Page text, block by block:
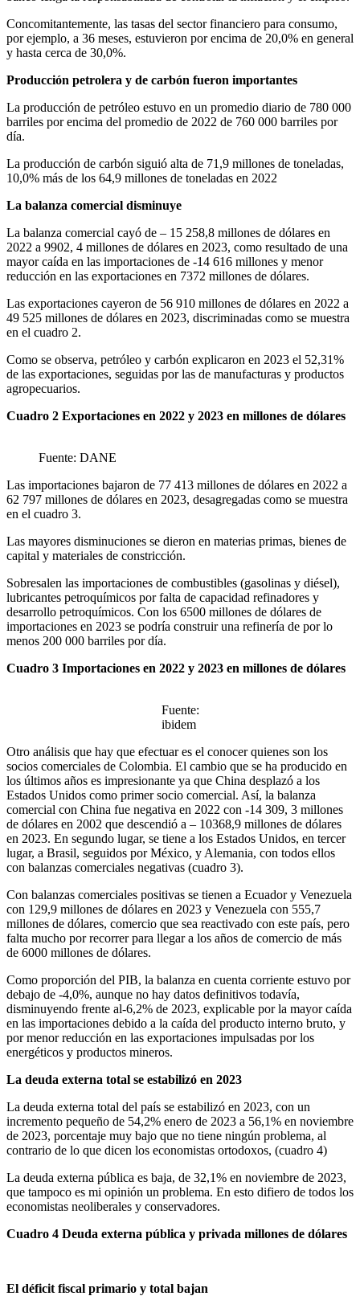
Concomitantemente, las tasas del sector financiero para consumo,
por ejemplo, a 36 meses, estuvieron por encima de 20,0% en general
y hasta cerca de 30,0%.
Producción petrolera y de carbón fueron importantes
La producción de petróleo estuvo en un promedio diario de 780 000
barriles por encima del promedio de 2022 de 760 000 barriles por
día.
La producción de carbón siguió alta de 71,9 millones de toneladas,
10,0% más de los 64,9 millones de toneladas en 2022
La balanza comercial disminuye
La balanza comercial cayó de – 15 258,8 millones de dólares en
2022 a 9902, 4 millones de dólares en 2023, como resultado de una
mayor caída en las importaciones de -14 616 millones y menor
reducción en las exportaciones en 7372 millones de dólares.
Las exportaciones cayeron de 56 910 millones de dólares en 2022 a
49 525 millones de dólares en 2023, discriminadas como se muestra
en el cuadro 2.
Como se observa, petróleo y carbón explicaron en 2023 el 52,31%
de las exportaciones, seguidas por las de manufacturas y productos
agropecuarios.
Cuadro 2 Exportaciones en 2022 y 2023 en millones de dólares
Fuente: DANE
Las importaciones bajaron de 77 413 millones de dólares en 2022 a
62 797 millones de dólares en 2023, desagregadas como se muestra
en el cuadro 3.
Las mayores disminuciones se dieron en materias primas, bienes de
capital y materiales de constricción.
Sobresalen las importaciones de combustibles (gasolinas y diésel),
lubricantes petroquímicos por falta de capacidad refinadores y
desarrollo petroquímicos. Con los 6500 millones de dólares de
importaciones en 2023 se podría construir una refinería de por lo
menos 200 000 barriles por día.
Cuadro 3 Importaciones en 2022 y 2023 en millones de dólares
Fuente:
ibidem
Otro análisis que hay que efectuar es el conocer quienes son los
socios comerciales de Colombia. El cambio que se ha producido en
los últimos años es impresionante ya que China desplazó a los
Estados Unidos como primer socio comercial. Así, la balanza
comercial con China fue negativa en 2022 con -14 309, 3 millones
de dólares en 2002 que descendió a – 10368,9 millones de dólares
en 2023. En segundo lugar, se tiene a los Estados Unidos, en tercer
lugar, a Brasil, seguidos por México, y Alemania, con todos ellos
con balanzas comerciales negativas (cuadro 3).
Con balanzas comerciales positivas se tienen a Ecuador y Venezuela
con 129,9 millones de dólares en 2023 y Venezuela con 555,7
millones de dólares, comercio que sea reactivado con este país, pero
falta mucho por recorrer para llegar a los años de comercio de más
de 6000 millones de dólares.
Como proporción del PIB, la balanza en cuenta corriente estuvo por
debajo de -4,0%, aunque no hay datos definitivos todavía,
disminuyendo frente al-6,2% de 2023, explicable por la mayor caída
en las importaciones debido a la caída del producto interno bruto, y
por menor reducción en las exportaciones impulsadas por los
energéticos y productos mineros.
La deuda externa total se estabilizó en 2023
La deuda externa total del país se estabilizó en 2023, con un
incremento pequeño de 54,2% enero de 2023 a 56,1% en noviembre
de 2023, porcentaje muy bajo que no tiene ningún problema, al
contrario de lo que dicen los economistas ortodoxos, (cuadro 4)
La deuda externa pública es baja, de 32,1% en noviembre de 2023,
que tampoco es mi opinión un problema. En esto difiero de todos los
economistas neoliberales y conservadores.
Cuadro 4 Deuda externa pública y privada millones de dólares
El déficit fiscal primario y total bajan